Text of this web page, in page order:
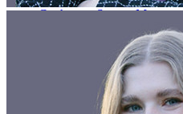
Conheça o Secrets Manager
Gerenciamento de
para equipes de
Secrets Manager.
Passwordless.dev e